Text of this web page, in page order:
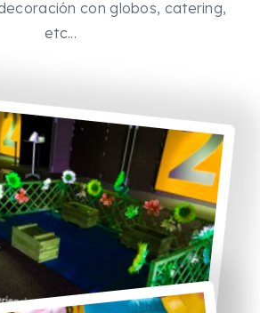
con globos, catering,
etc...